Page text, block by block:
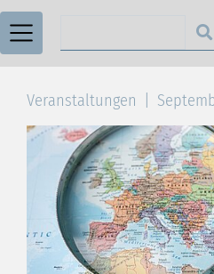
Veranstaltungen